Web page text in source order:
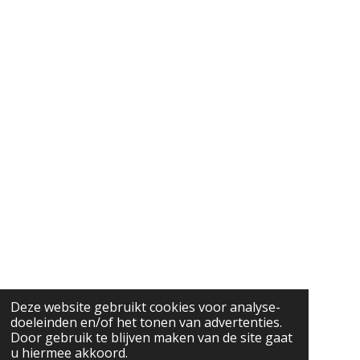
Deze website gebruikt cookies voor analyse-
doeleinden en/of het tonen van advertenties.
Door gebruik te blijven maken van de site gaat
u hiermee akkoord.